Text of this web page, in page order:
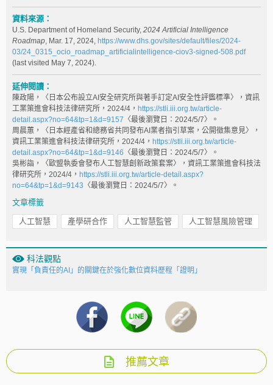
資料來源：
U.S. Department of Homeland Security, 2024 Artificial Intelligence
Roadmap, Mar. 17, 2024, https://www.dhs.gov/sites/default/files/2024-
03/24_0315_ocio_roadmap_artificialintelligence-ciov3-signed-508.pdf
(last visited May 7, 2024).
延伸閱讀：
陳政陽，〈日本公布設立AI安全研究所與著手訂定AI安全性評鑑標準〉，資訊
工業策進會科技法律研究所，2024/4， https://stli.iii.org.tw/article-
detail.aspx?no=64&tp=1&d=9157 〈最後瀏覽日：2024/5/7〉。
周晨蕙，〈日本經產省和總務省共同發布AI業者指引草案，公開徵集意見〉，
資訊工業策進會科技法律研究所，2024/4， https://stli.iii.org.tw/article-
detail.aspx?no=64&tp=1&d=9146 〈最後瀏覽日：2024/5/7〉。
吳彬詣，〈歐盟執委會發布人工智慧創新政策套案〉，資訊工業策進會科技法
律研究所，2024/4， https://stli.iii.org.tw/article-detail.aspx?
no=64&tp=1&d=9143 〈最後瀏覽日：2024/5/7〉。
文章標籤
人工智慧 產學研合作 人工智慧監管 人工智慧風險管理
科法觀點
實現「負責任的AI」的關鍵在於強化數位資料歷程「證明」
推薦文章